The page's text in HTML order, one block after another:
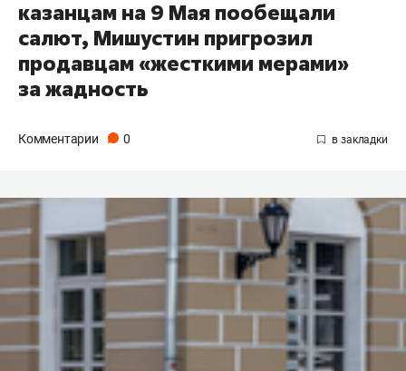
казанцам на 9 Мая пообещали
салют, Мишустин пригрозил
продавцам «жесткими мерами»
за жадность
Комментарии 0